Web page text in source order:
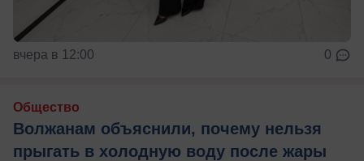
вчера в 12:00 0
Общество
Волжанам объяснили, почему нельзя
прыгать в холодную воду после жары